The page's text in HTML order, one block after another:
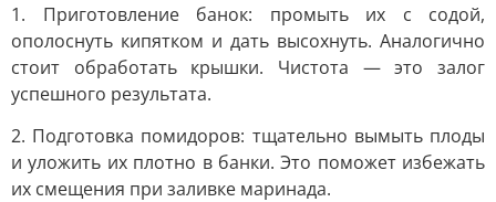
1. Приготовление банок: промыть их с содой,
ополоснуть кипятком и дать высохнуть. Аналогично
стоит обработать крышки. Чистота — это залог
успешного результата.
2. Подготовка помидоров: тщательно вымыть плоды
и уложить их плотно в банки. Это поможет избежать
их смещения при заливке маринада.